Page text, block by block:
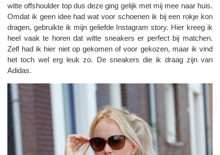
witte offshoulder top dus deze ging gelijk met mij mee naar huis.
Omdat ik geen idee had wat voor schoenen ik bij een rokje kon
dragen, gebruikte ik mijn geliefde Instagram story. Hier kreeg ik
heel vaak te horen dat witte sneakers er perfect bij matchen.
Zelf had ik hier niet op gekomen of voor gekozen, maar ik vind
het toch wel erg leuk zo. De sneakers die ik draag zijn van
Adidas.